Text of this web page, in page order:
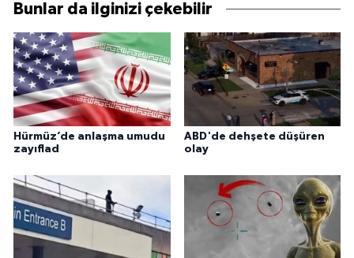
Bunlar da ilginizi çekebilir
Hürmüz’de anlaşma umudu
zayıflad
ABD'de dehşete düşüren
olay